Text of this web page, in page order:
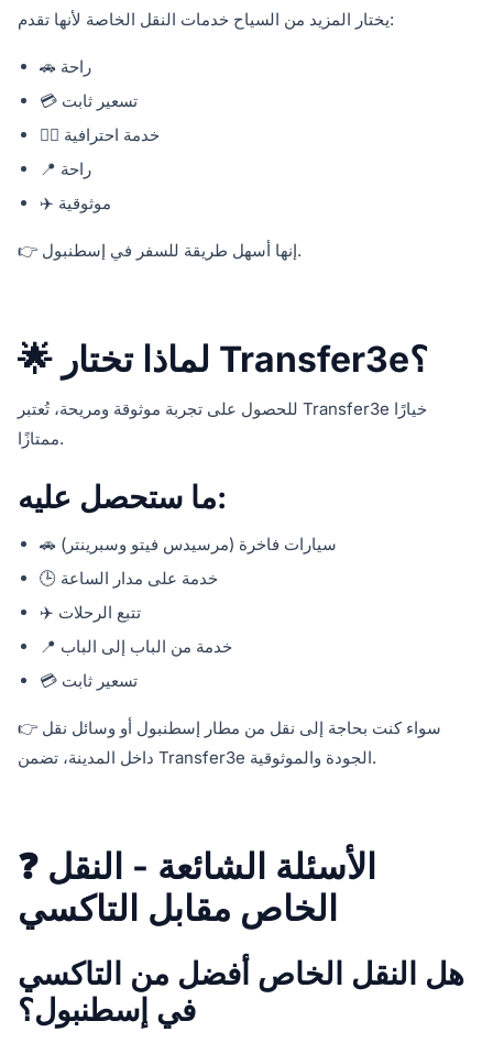
يختار المزيد من السياح خدمات النقل الخاصة لأنها تقدم:
🚗 راحة
💳 تسعير ثابت
🧑‍✈️ خدمة احترافية
📍 راحة
✈️ موثوقية
👉 إنها أسهل طريقة للسفر في إسطنبول.
🌟 لماذا تختار Transfer3e؟
للحصول على تجربة موثوقة ومريحة، تُعتبر Transfer3e خيارًا
ممتازًا.
ما ستحصل عليه:
🚗 سيارات فاخرة (مرسيدس فيتو وسبرينتر)
🕒 خدمة على مدار الساعة
✈️ تتبع الرحلات
📍 خدمة من الباب إلى الباب
💳 تسعير ثابت
👉 سواء كنت بحاجة إلى نقل من مطار إسطنبول أو وسائل نقل
داخل المدينة، تضمن Transfer3e الجودة والموثوقية.
❓ الأسئلة الشائعة - النقل
الخاص مقابل التاكسي
هل النقل الخاص أفضل من التاكسي
في إسطنبول؟